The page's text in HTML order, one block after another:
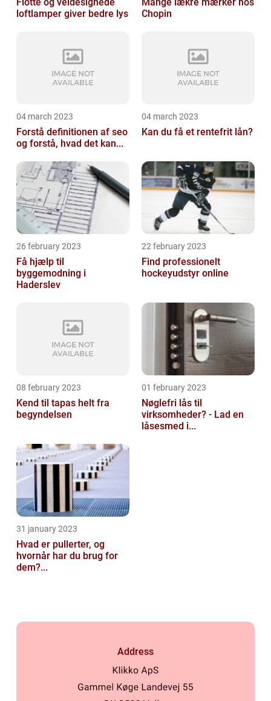
loftlamper giver bedre lys
Chopin
04 march 2023
Forstå definitionen af seo
og forstå, hvad det kan...
04 march 2023
Kan du få et rentefrit lån?
26 february 2023
Få hjælp til
byggemodning i
Haderslev
22 february 2023
Find professionelt
hockeyudstyr online
08 february 2023
Kend til tapas helt fra
begyndelsen
01 february 2023
Nøglefri lås til
virksomheder? - Lad en
låsesmed i...
31 january 2023
Hvad er pullerter, og
hvornår har du brug for
dem?...
Address